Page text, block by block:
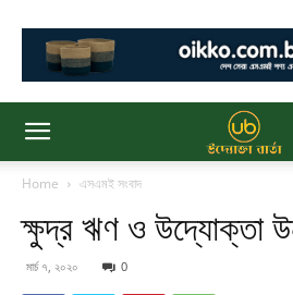
Home এসএমই সংবাদ
ক্ষুদ্র ঋণ ও উদ্যোক্তা
মার্চ ৭, ২০২০ 0